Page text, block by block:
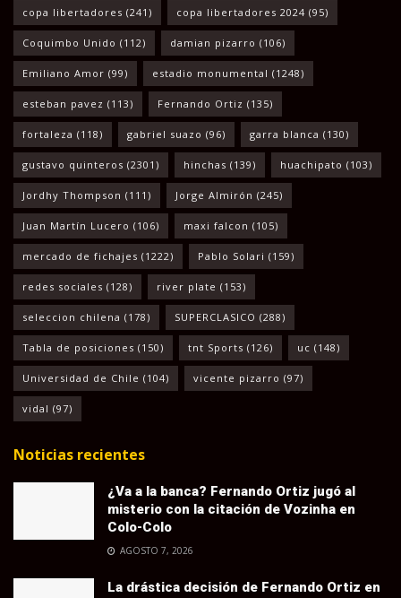
copa libertadores (241) copa libertadores 2024 (95)
Coquimbo Unido (112) damian pizarro (106)
Emiliano Amor (99) estadio monumental (1248)
esteban pavez (113) Fernando Ortiz (135)
fortaleza (118) gabriel suazo (96) garra blanca (130)
gustavo quinteros (2301) hinchas (139) huachipato (103)
Jordhy Thompson (111) Jorge Almirón (245)
Juan Martín Lucero (106) maxi falcon (105)
mercado de fichajes (1222) Pablo Solari (159)
redes sociales (128) river plate (153)
seleccion chilena (178) SUPERCLASICO (288)
Tabla de posiciones (150) tnt Sports (126) uc (148)
Universidad de Chile (104) vicente pizarro (97)
vidal (97)
Noticias recientes
¿Va a la banca? Fernando Ortiz jugó al
misterio con la citación de Vozinha en
Colo-Colo
AGOSTO 7, 2026
La drástica decisión de Fernando Ortiz en